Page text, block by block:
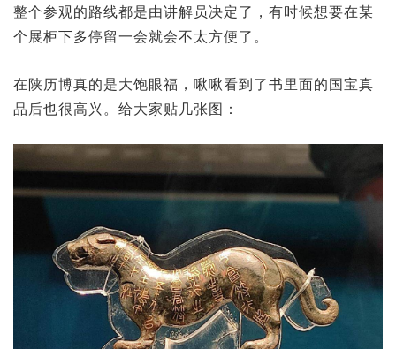
整个参观的路线都是由讲解员决定了，有时候想要在某
个展柜下多停留一会就会不太方便了。
在陕历博真的是大饱眼福，啾啾看到了书里面的国宝真
品后也很高兴。给大家贴几张图：